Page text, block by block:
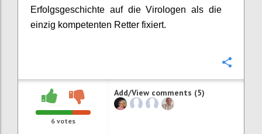
Erfolgsgeschichte auf die Virologen als die
einzig kompetenten Retter fixiert.
6 votes
Add/View comments (5)